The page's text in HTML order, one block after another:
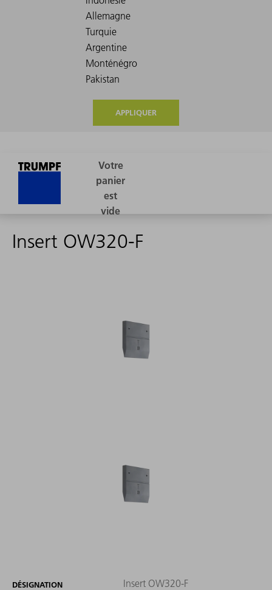
APPLIQUER
Insert OW320-F
DÉSIGNATION Insert OW320-F